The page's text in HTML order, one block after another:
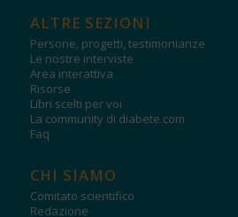
ALTRE SEZIONI
Persone, progetti, testimonianze
Le nostre interviste
Area interattiva
Risorse
Libri scelti per voi
La community di diabete.com
Faq
CHI SIAMO
Comitato scientifico
Redazione